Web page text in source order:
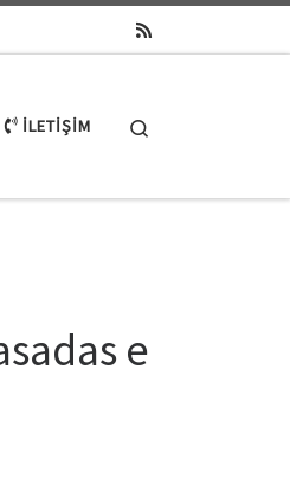
İLETIŞIM
e